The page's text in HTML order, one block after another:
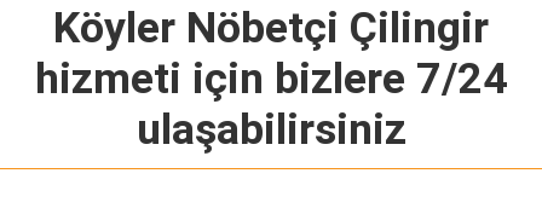
Köyler Nöbetçi Çilingir
hizmeti için bizlere 7/24
ulaşabilirsiniz